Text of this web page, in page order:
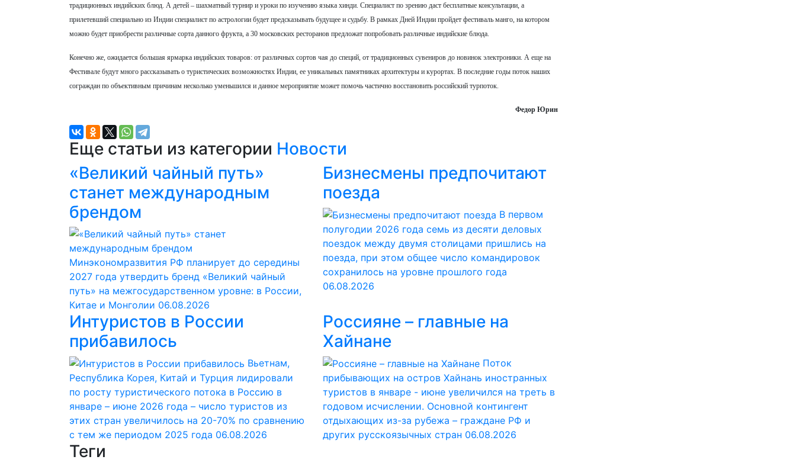
традиционных индийских блюд. А детей – шахматный турнир и уроки по изучению языка хинди. Специалист по зрению даст бесплатные консультации, а
прилетевший специально из Индии специалист по астрологии будет предсказывать будущее и судьбу. В рамках Дней Индии пройдет фестиваль манго, на котором
можно будет приобрести различные сорта данного фрукта, а 30 московских ресторанов предложат попробовать различные индийские блюда.
Конечно же, ожидается большая ярмарка индийских товаров: от различных сортов чая до специй, от традиционных сувениров до новинок электроники. А еще на
Фестивале будут много рассказывать о туристических возможностях Индии, ее уникальных памятниках архитектуры и курортах. В последние годы поток наших
сограждан по объективным причинам несколько уменьшился и данное мероприятие может помочь частично восстановить российский турпоток.
Федор Юрин
Еще статьи из категории Новости
«Великий чайный путь»
станет международным
брендом
Минэкономразвития РФ планирует до середины
2027 года утвердить бренд «Великий чайный
путь» на межгосударственном уровне: в России,
Китае и Монголии 06.08.2026
Бизнесмены предпочитают
поезда
В первом
полугодии 2026 года семь из десяти деловых
поездок между двумя столицами пришлись на
поезда, при этом общее число командировок
сохранилось на уровне прошлого года
06.08.2026
Интуристов в России
прибавилось
Вьетнам,
Республика Корея, Китай и Турция лидировали
по росту туристического потока в Россию в
январе – июне 2026 года – число туристов из
этих стран увеличилось на 20-70% по сравнению
с тем же периодом 2025 года 06.08.2026
Россияне – главные на
Хайнане
Поток
прибывающих на остров Хайнань иностранных
туристов в январе - июне увеличился на треть в
годовом исчислении. Основной контингент
отдыхающих из-за рубежа – граждане РФ и
других русскоязычных стран 06.08.2026
Теги